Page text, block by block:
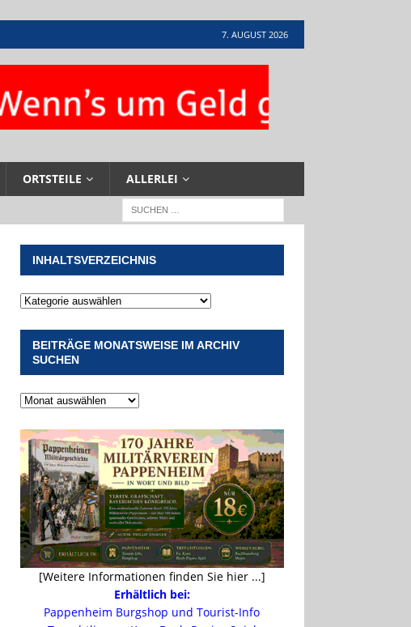
7. AUGUST 2026
ORTSTEILE ALLERLEI
INHALTSVERZEICHNIS
BEITRÄGE MONATSWEISE IM ARCHIV
SUCHEN
[Weitere Informationen finden Sie hier ...]
Erhältlich bei:
Pappenheim Burgshop und Tourist-Info